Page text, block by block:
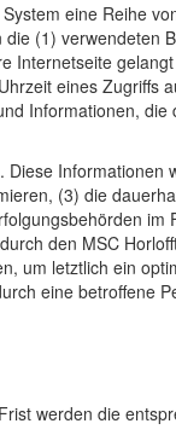
eine Reihe
(1) verwendeten
Internetseite
eines Zugriffs
Informationen, die
Informationen
(3) die
im
den MSC
um letztlich ein
eine betroffene
werden die